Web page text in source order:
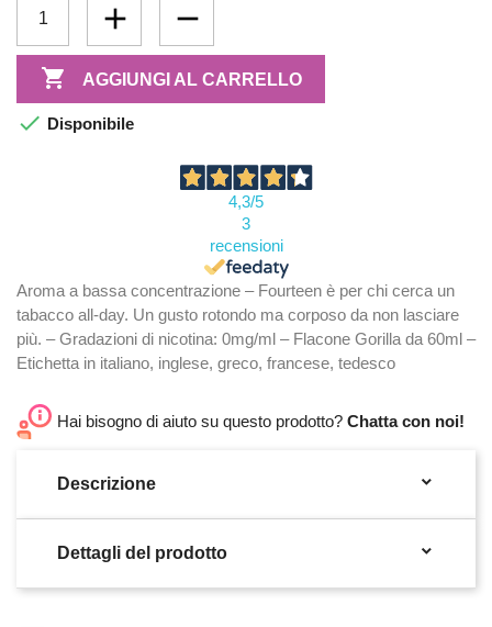
 AGGIUNGI AL CARRELLO
 Disponibile
4,3/5
3
recensioni
Aroma a bassa concentrazione – Fourteen è per chi cerca un
tabacco all-day. Un gusto rotondo ma corposo da non lasciare
più. – Gradazioni di nicotina: 0mg/ml – Flacone Gorilla da 60ml –
Etichetta in italiano, inglese, greco, francese, tedesco
Hai bisogno di aiuto su questo prodotto? Chatta con noi!
Descrizione 
Dettagli del prodotto 